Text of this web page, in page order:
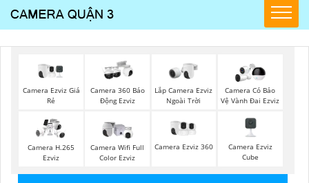
Camera Ezviz Giá
Rẻ
Camera 360 Báo
Động Ezviz
Lắp Camera Ezviz
Ngoài Trời
Camera Có Bảo
Vệ Vành Đai Ezviz
Camera H.265
Ezviz
Camera Wifi Full
Color Ezviz
Camera Ezviz 360
Camera Ezviz
Cube